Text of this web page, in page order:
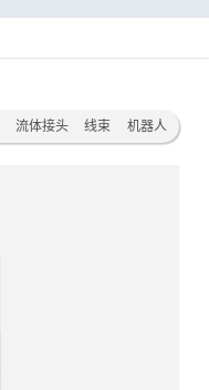
流体接头 线束 机器人